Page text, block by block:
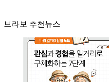
브라보 추천뉴스